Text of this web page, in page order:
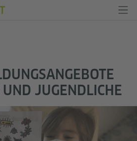
JUGENDLICHE